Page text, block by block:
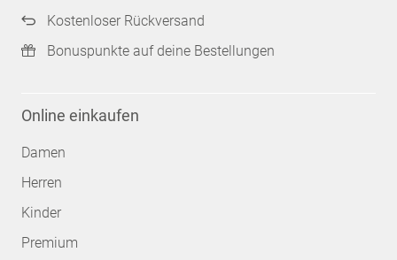
Kostenloser Rückversand
Bonuspunkte auf deine Bestellungen
Online einkaufen
Damen
Herren
Kinder
Premium